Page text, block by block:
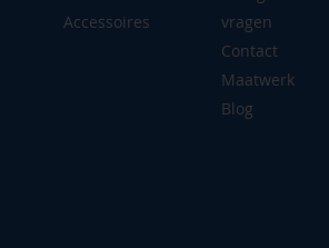
Accessoires
vragen
Contact
Maatwerk
Blog